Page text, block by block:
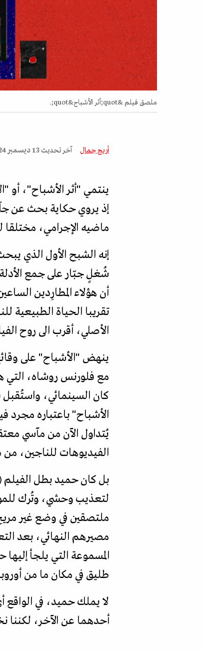
ملصق فيلم &quot;أثر الأشباح&quot;.
أريج جمال آخر تحديث 13 ديسمبر 2024
إذ يروي حكاية بحث عن
ماضيه الإجرامي،
إنه الشبح الأول الذي
شُغلٍ جبّار على جمع
أن هؤلاء المطارِدين
تقريبا الحياة الطبيعية
الأصلي، أقرب الى روح
ينهض "الأشباح" على
مع فلورنس روشاه، التي
كان السينمائي،
الأشباح" باعتباره مجرد
يُتداول الآن من مآسي
الفيديوهات للناجين، من
بل كان حميد بطل الفيلم
لتعذيب وحشي، وتُرك
ملتصقين في وضع غير
مصيرهم النهائي، بعد
المسموعة التي يلجأ
طليق في مكان ما من
لا يملك حميد، في
أحدهما عن الآخر، لكننا